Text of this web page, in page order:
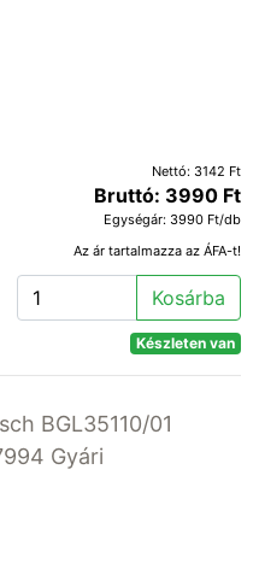
Nettó: 3142 Ft
Bruttó: 3990 Ft
Egységár: 3990 Ft/db
Az ár tartalmazza az ÁFA-t!
Kosárba
Készleten van
BGL35110/01
Gyári